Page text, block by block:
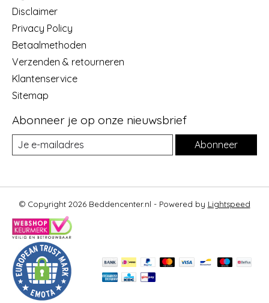
Disclaimer
Privacy Policy
Betaalmethoden
Verzenden & retourneren
Klantenservice
Sitemap
Abonneer je op onze nieuwsbrief
Abonneer
© Copyright 2026 Beddencenter.nl - Powered by Lightspeed